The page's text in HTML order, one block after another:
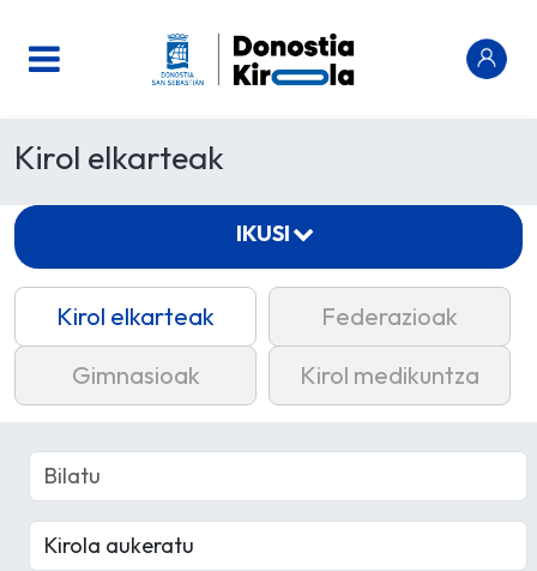
Kirol elkarteak
Kirol elkarteak
Federazioak
Gimnasioak
Kirol medikuntza
IKUSI